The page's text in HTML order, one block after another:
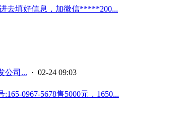
去填好信息，加微信*****200...
公司... · 02-24 09:03
0967-5678售5000元，1650...